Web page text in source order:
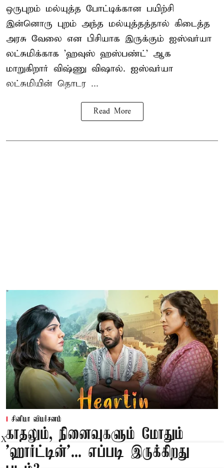
ஒருபுறம் மல்யுத்த போட்டிக்கான பயிற்சி
இன்னொரு புறம் அந்த மல்யுத்தத்தால் கிடைத்த
அரசு வேலை என பிசியாக இருக்கும் ஐஸ்வர்யா
லட்சுமிக்காக 'ஹவுஸ் ஹஸ்பண்ட்' ஆக
மாறுகிறார் விஷ்ணு விஷால். ஐஸ்வர்யா
லட்சுமியின் தொடர ...
Read More
சினிமா விமர்சனம்
காதலும், நினைவுகளும் மோதும்
'ஹார்ட்டின்'... எப்படி இருக்கிறது
X